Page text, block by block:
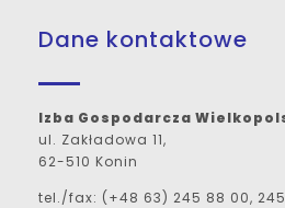
Dane kontaktowe
Izba Gospodarcza
ul. Zakładowa 11,
62-510 Konin
tel./fax: (+48 63) 245 88 00, 245